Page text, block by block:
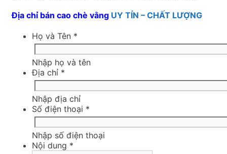
Địa chỉ bán cao chè vằng UY TÍN – CHẤT LƯỢNG
Họ và Tên *
Nhập họ và tên
Địa chỉ *
Nhập địa chỉ
Số điện thoại *
Nhập số điện thoại
Nội dung *